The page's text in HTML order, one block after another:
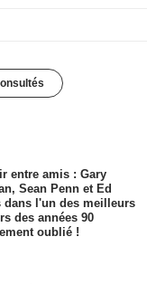
entre amis : Gary
Sean Penn et Ed
dans l'un des meilleurs
des années 90
oublié !